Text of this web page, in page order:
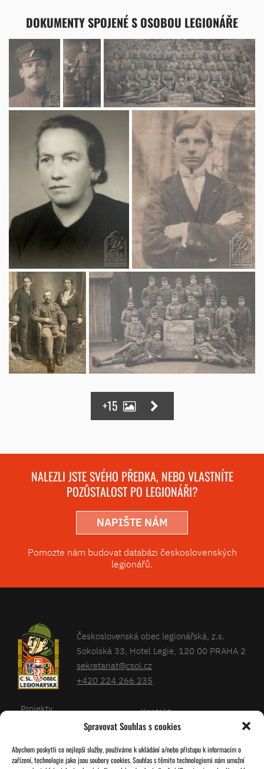
Spravovat Souhlas s cookies
Abychom poskytli co nejlepší služby, používáme k ukládání a/nebo přístupu k informacím o
zařízení, technologie jako jsou soubory cookies. Souhlas s těmito technologiemi nám umožní
DOKUMENTY SPOJENÉ S OSOBOU LEGIONÁŘE
+15
NALEZLI JSTE SVÉHO PŘEDKA, NEBO VLASTNÍTE
POZŮSTALOST PO LEGIONÁŘI?
NAPIŠTE NÁM
Pomozte nám budovat databázi československých
legionářů.
Československá obec legionářská, z.s.
Sokolská 33, Hotel Legie, 120 00 PRAHA 2
sekretariat@csol.cz
+420 224 266 235
Projekty
Kalendář
Kontakt
Databáze legionářů
Pro členy